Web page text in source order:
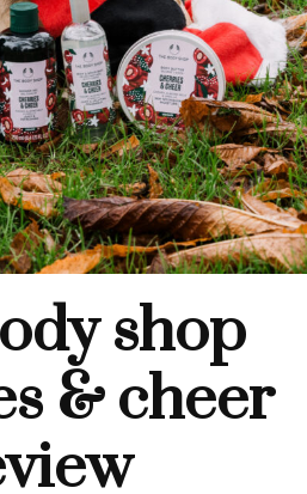
shop
& cheer